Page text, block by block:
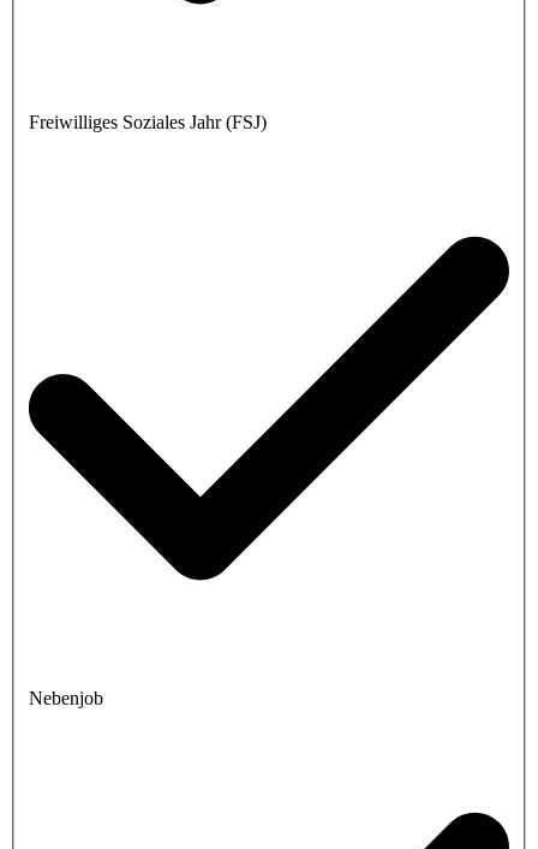
Freiwilliges Soziales Jahr (FSJ)
Nebenjob